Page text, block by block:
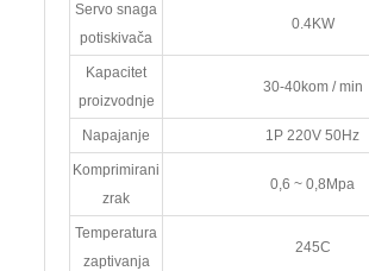
Servo snaga
potiskivača
0.4KW
Kapacitet
proizvodnje
30-40kom / min
Napajanje 1P 220V 50Hz
Komprimirani
zrak
0,6 ~ 0,8Mpa
Temperatura
zaptivanja
245C